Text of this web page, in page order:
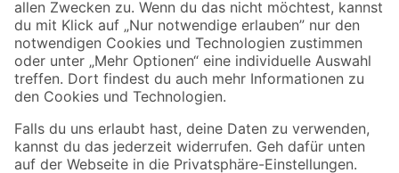
Jetzt die toom-App herunterladen
Alle Preisangaben in EUR inkl. gesetzl. MwSt.. Die dargestellten Angebote sind unter
Umständen nicht in allen Märkten verfügbar. Die angegebenen Verfügbarkeiten beziehen